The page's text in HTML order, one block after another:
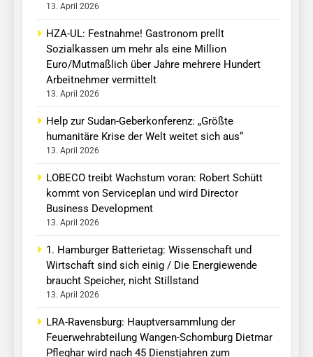
13. April 2026
HZA-UL: Festnahme! Gastronom prellt
Sozialkassen um mehr als eine Million
Euro/Mutmaßlich über Jahre mehrere Hundert
Arbeitnehmer vermittelt
13. April 2026
Help zur Sudan-Geberkonferenz: „Größte
humanitäre Krise der Welt weitet sich aus“
13. April 2026
LOBECO treibt Wachstum voran: Robert Schütt
kommt von Serviceplan und wird Director
Business Development
13. April 2026
1. Hamburger Batterietag: Wissenschaft und
Wirtschaft sind sich einig / Die Energiewende
braucht Speicher, nicht Stillstand
13. April 2026
LRA-Ravensburg: Hauptversammlung der
Feuerwehrabteilung Wangen-Schomburg Dietmar
Pfleghar wird nach 45 Dienstjahren zum